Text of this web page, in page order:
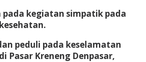
pada kegiatan simpatik pada
peduli pada keselamatan
Pasar Kreneng Denpasar,